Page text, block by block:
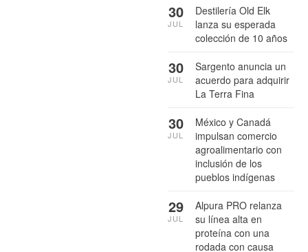
Destilería Old Elk
lanza su esperada
colección de 10 años
30
JUL
Sargento anuncia un
acuerdo para adquirir
La Terra Fina
30
JUL
México y Canadá
impulsan comercio
agroalimentario con
inclusión de los
pueblos indígenas
30
JUL
Alpura PRO relanza
su línea alta en
proteína con una
rodada con causa
29
JUL